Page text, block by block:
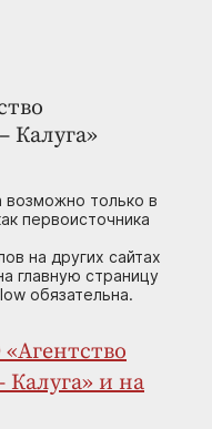
Калуга»
возможно только в
первоисточника
на других сайтах
главную страницу
обязательна.
Калуга» и на